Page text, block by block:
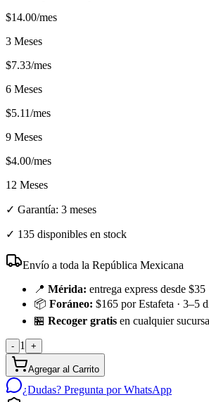
$14.00/mes
3 Meses
$7.33/mes
6 Meses
$5.11/mes
9 Meses
$4.00/mes
12 Meses
✓ Garantía: 3 meses
✓ 135 disponibles en stock
Envío a toda la República Mexicana
📍 Mérida: entrega express desde $35
📦 Foráneo: $165 por Estafeta · 3–5
🏪 Recoger gratis en cualquier
- 1 +
Agregar al Carrito
¿Dudas? Pregunta por WhatsApp